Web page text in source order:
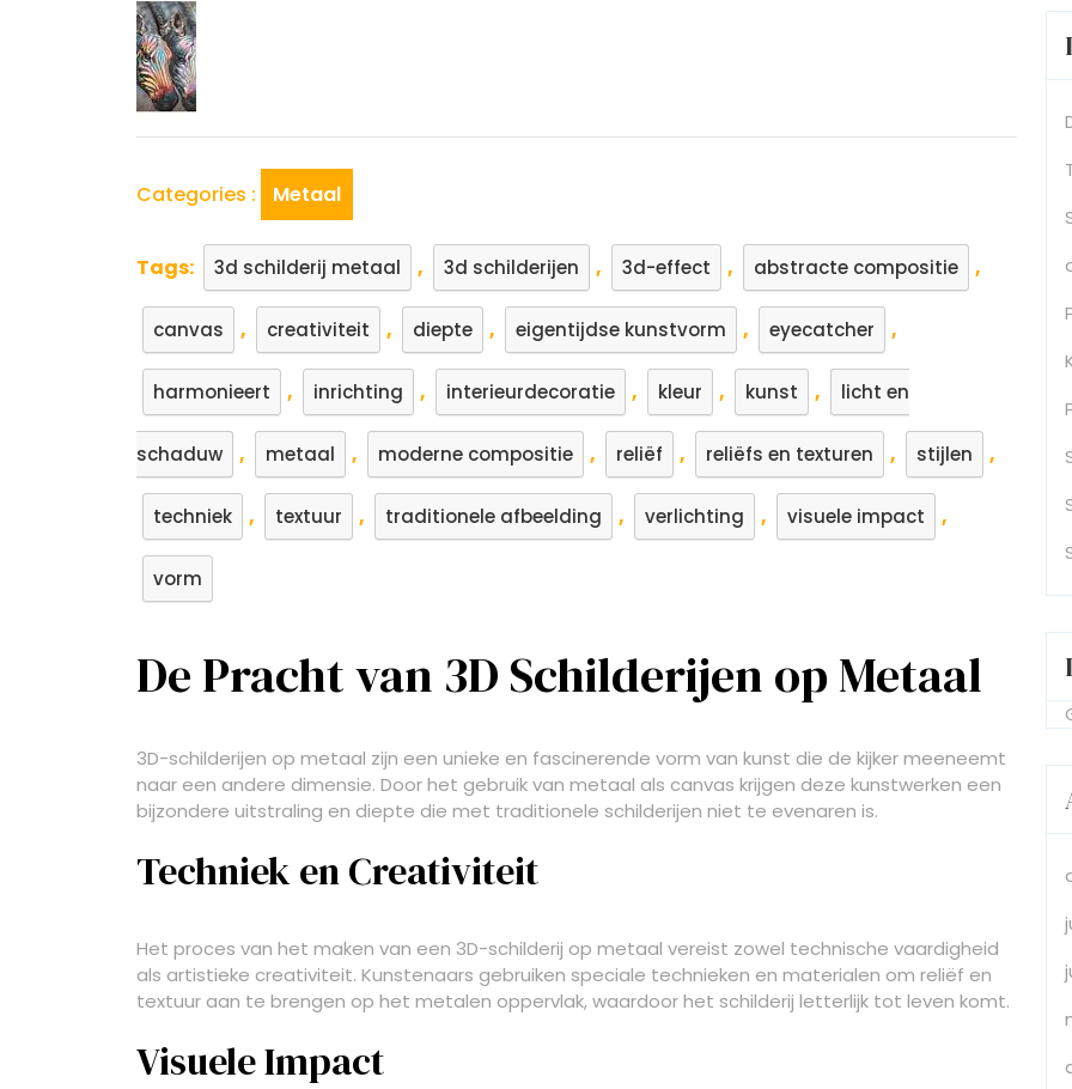
Categories : Metaal
Tags: 3d schilderij metaal , 3d schilderijen , 3d-effect , abstracte compositie ,
canvas , creativiteit , diepte , eigentijdse kunstvorm , eyecatcher ,
harmonieert , inrichting , interieurdecoratie , kleur , kunst , licht en
schaduw , metaal , moderne compositie , reliëf , reliëfs en texturen , stijlen ,
techniek , textuur , traditionele afbeelding , verlichting , visuele impact ,
vorm
De Pracht van 3D Schilderijen op Metaal
3D-schilderijen op metaal zijn een unieke en fascinerende vorm van kunst die de kijker meeneemt
naar een andere dimensie. Door het gebruik van metaal als canvas krijgen deze kunstwerken een
bijzondere uitstraling en diepte die met traditionele schilderijen niet te evenaren is.
Techniek en Creativiteit
Het proces van het maken van een 3D-schilderij op metaal vereist zowel technische vaardigheid
als artistieke creativiteit. Kunstenaars gebruiken speciale technieken en materialen om reliëf en
textuur aan te brengen op het metalen oppervlak, waardoor het schilderij letterlijk tot leven komt.
Visuele Impact